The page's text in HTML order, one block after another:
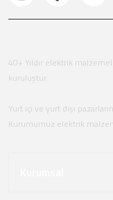
40+ Yıldır elektrik
kuruluştur.
Yurt içi ve yurt dışı
Kurumumuz elektrik